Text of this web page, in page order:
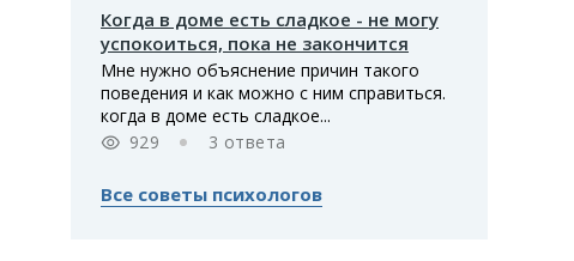
Когда в доме есть сладкое - не могу
успокоиться, пока не закончится
Мне нужно объяснение причин такого
поведения и как можно с ним справиться.
когда в доме есть сладкое...
929
3 ответа
Все советы психологов